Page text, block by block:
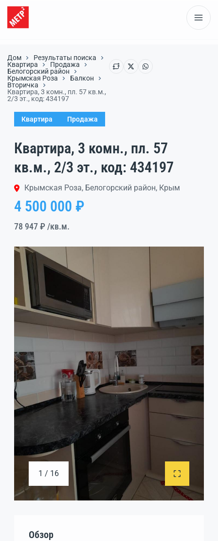
Дом
Результаты поиска
Квартира
Продажа
Белогорский район
Крымская Роза
Балкон
Вторичка
Квартира, 3 комн., пл. 57 кв.м.,
2/3 эт., код: 434197
Квартира Продажа
Квартира, 3 комн., пл. 57
кв.м., 2/3 эт., код: 434197
Крымская Роза, Белогорский район, Крым
4 500 000 ₽
78 947 ₽ /кв.м.
1 / 16
Обзор